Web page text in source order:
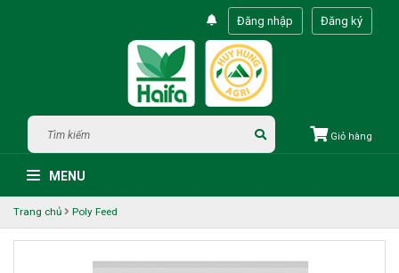
Đăng nhập Đăng ký
Giỏ hàng
MENU
Trang chủ Poly Feed